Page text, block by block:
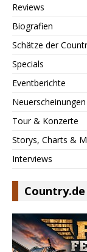
Reviews
Biografien
Schätze der
Specials
Eventberichte
Tour & Konzerte
Storys, Charts &
Interviews